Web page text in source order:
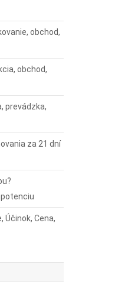
obchod,
obchod,
prevádzka,
za 21 dní
Účinok, Cena,